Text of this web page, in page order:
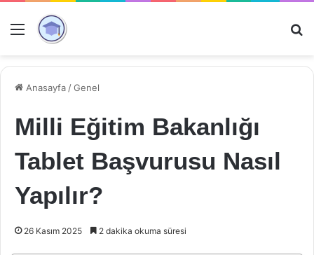
Menü
Anasayfa /Genel
Milli Eğitim Bakanlığı
Tablet Başvurusu Nasıl
Yapılır?
26 Kasım 2025 2 dakika okuma süresi